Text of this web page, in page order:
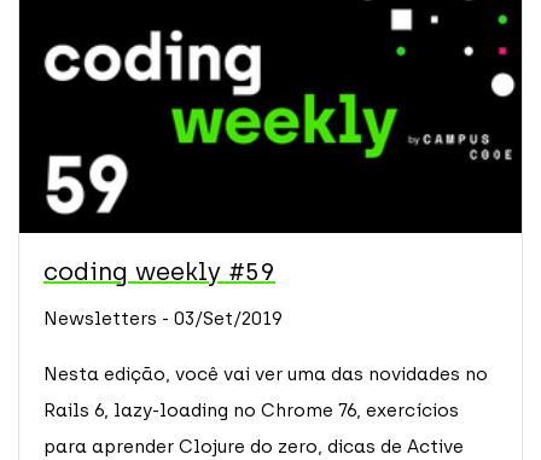
coding weekly #59
Newsletters - 03/Set/2019
Nesta edição, você vai ver uma das novidades no
Rails 6, lazy-loading no Chrome 76, exercícios
para aprender Clojure do zero, dicas de Active